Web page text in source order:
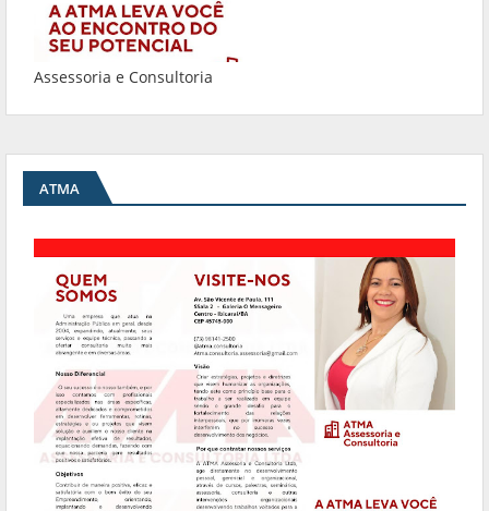
Assessoria e Consultoria
ATMA